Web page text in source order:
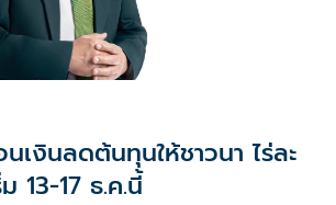
นเงินลดต้นทุนให้ชาวนา ไร่ละ
13-17 ธ.ค.นี้